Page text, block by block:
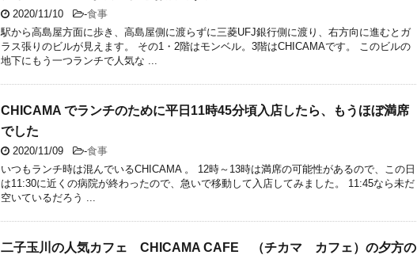
2020/11/10 -食事
駅から高島屋方面に歩き、高島屋側に渡らずに三菱UFJ銀行側に渡り、右方向に進むとガ
ラス張りのビルが見えます。 その1・2階はモンベル。3階はCHICAMAです。 このビルの
地下にもう一つランチで人気な ...
CHICAMA でランチのために平日11時45分頃入店したら、もうほぼ満席
でした
2020/11/09 -食事
いつもランチ時は混んでいるCHICAMA 。 12時～13時は満席の可能性があるので、この日
は11:30に近くの病院が終わったので、急いで移動して入店してみました。 11:45なら未だ
空いているだろう ...
二子玉川の人気カフェ CHICAMA CAFE （チカマ カフェ）の夕方の